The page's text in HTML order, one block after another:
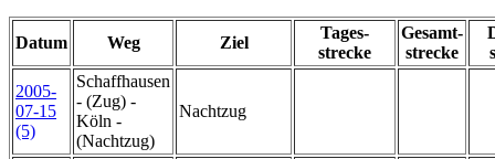
Datum Weg Ziel
Tages-
strecke
Gesamt-
strecke
2005-
07-15
(5)
Schaffhausen
- (Zug) -
Köln -
(Nachtzug)
Nachtzug